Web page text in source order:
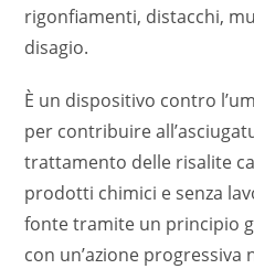
rigonfiamenti, distacchi,
disagio.
È un dispositivo contro
per contribuire
trattamento delle risalite
prodotti chimici e senza
fonte tramite un principio
con un’azione progressiva